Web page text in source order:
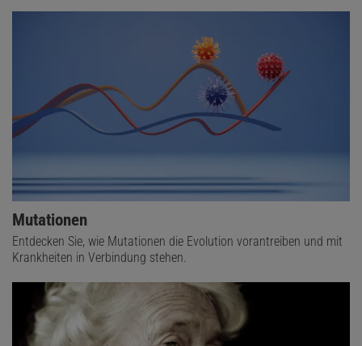
Mutationen
Entdecken Sie, wie Mutationen die Evolution vorantreiben und mit
Krankheiten in Verbindung stehen.